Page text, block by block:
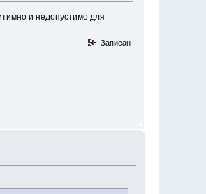
и недопустимо для
Записан